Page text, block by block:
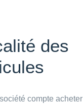
des
compte acheter